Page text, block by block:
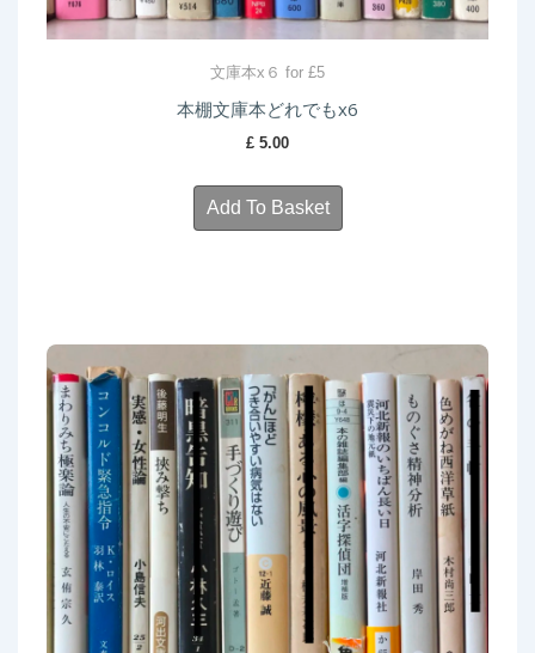
文庫本x６ for £5
本棚文庫本どれでもx6
£ 5.00
Add To Basket